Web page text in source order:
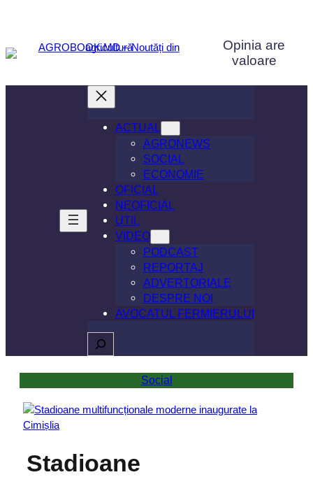
conținut
Opinia are
valoare
ACTUAL
AGRONEWS
SOCIAL
ECONOMIE
OFICIAL
NEOFICIAL
UTIL
VIDEO
PODCAST
REPORTAJ
ADVERTORIALE
DESPRE NOI
AVOCATUL FERMIERULUI
Caută
Social
Stadioane